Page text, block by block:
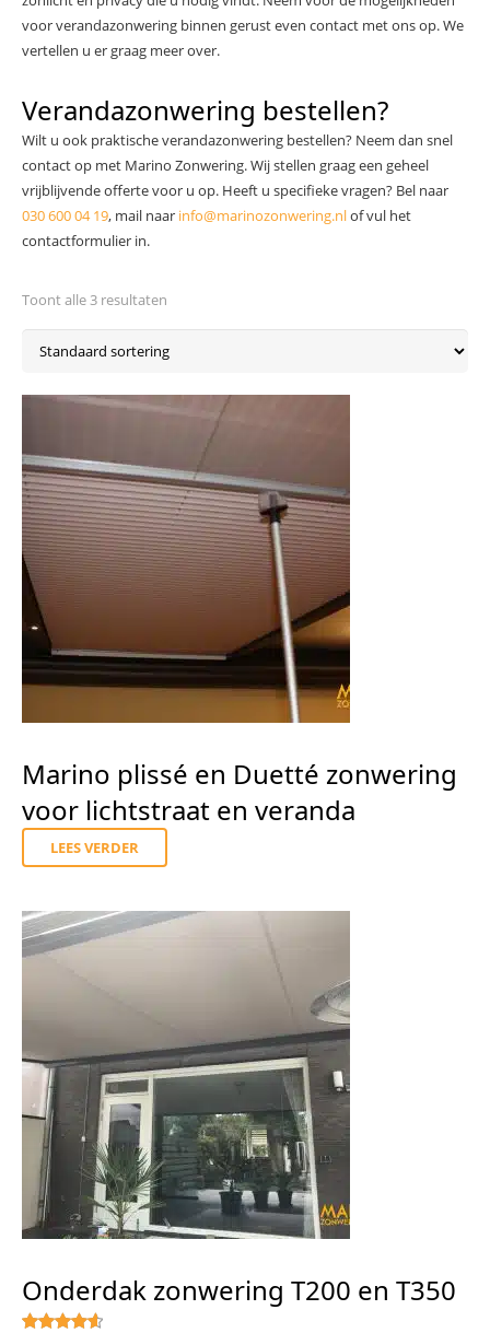
voor verandazonwering binnen gerust even contact met ons op. We
vertellen u er graag meer over.
Verandazonwering bestellen?
Wilt u ook praktische verandazonwering bestellen? Neem dan snel
contact op met Marino Zonwering. Wij stellen graag een geheel
vrijblijvende offerte voor u op. Heeft u specifieke vragen? Bel naar
030 600 04 19, mail naar info@marinozonwering.nlof vul het
contactformulier in.
Toont alle 3 resultaten
Marino plissé en Duetté zonwering
voor lichtstraat en veranda
LEES VERDER
Onderdak zonwering T200 en T350